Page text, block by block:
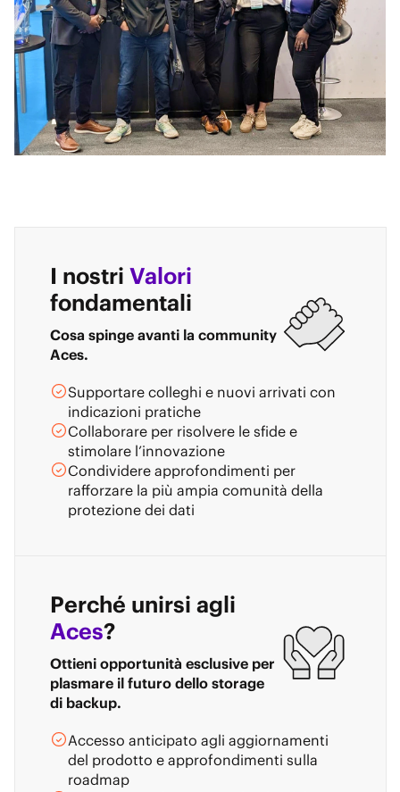
I nostri Valori
fondamentali
Cosa spinge avanti la community
Aces.
Supportare colleghi e nuovi arrivati con
indicazioni pratiche
Collaborare per risolvere le sfide e
stimolare l’innovazione
Condividere approfondimenti per
rafforzare la più ampia comunità della
protezione dei dati
Perché unirsi agli
Aces?
Ottieni opportunità esclusive per
plasmare il futuro dello storage
di backup.
Accesso anticipato agli aggiornamenti
del prodotto e approfondimenti sulla
roadmap